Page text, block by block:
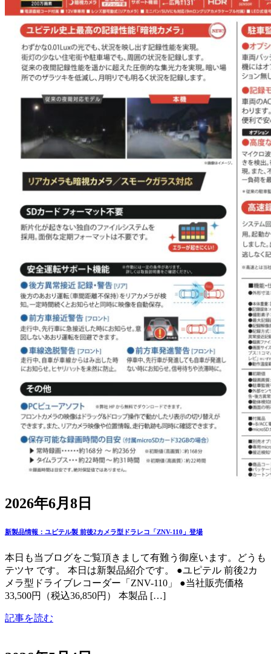
2026年6月8日
新製品情報：ユピテル製 前後2カメラ型ドラレコ「ZNV-110」登場
本日も当ブログをご覧頂きまして有難う御座います。どうも
テツヤ です。 本日は新製品紹介です。 ●ユピテル 前後2カ
メラ型ドライブレコーダー「ZNV-110」 ●当社販売価格
33,500円（税込36,850円） 本製品 […]
記事を読む